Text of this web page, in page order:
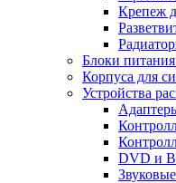
Крепеж
Блоки
Корпуса для
Устройства
DVD и